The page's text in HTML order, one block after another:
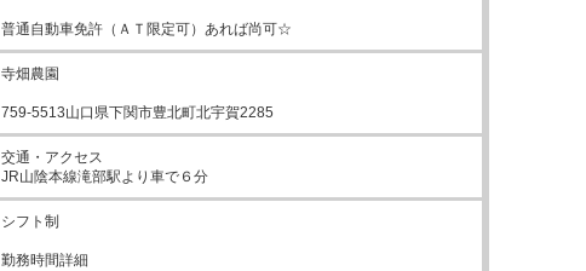
普通自動車免許（ＡＴ限定可）あれば尚可☆
寺畑農園
759-5513山口県下関市豊北町北宇賀2285
交通・アクセス
JR山陰本線滝部駅より車で６分
シフト制
勤務時間詳細